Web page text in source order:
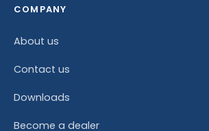
COMPANY
About us
Contact us
Downloads
Become a dealer